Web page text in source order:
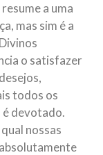
a uma
mas sim é a
o satisfazer
todos os
devotado.
nossas